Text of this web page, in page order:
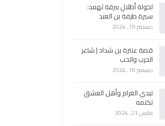
لخولة أطلال ببرقة ثهمد:
سيرة طرفة بن العبد
ديسمبر 19, 2024
قصة عنترة بن شداد | شاعر
الحرب والحب
ديسمبر 18, 2024
تبدي الغرام وأهل العشق
تكتمه
مارس 23, 2024